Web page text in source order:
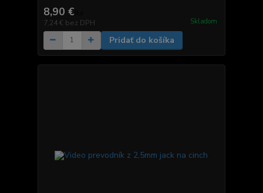
8,90 €
7,24 € bez DPH Skladom
Pridať do košíka